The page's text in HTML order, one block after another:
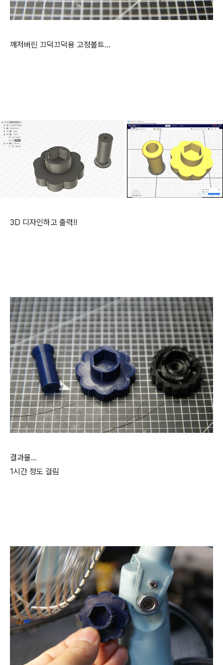
깨저버린 끄덕끄덕용 고정볼트...
3D 디자인하고 출력!!
결과물...
1시간 정도 걸림